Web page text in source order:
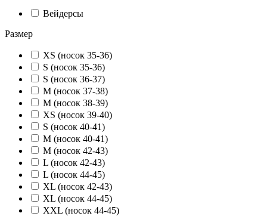
Вейдерсы
Размер
XS (носок 35-36)
S (носок 35-36)
S (носок 36-37)
M (носок 37-38)
M (носок 38-39)
XS (носок 39-40)
S (носок 40-41)
M (носок 40-41)
M (носок 42-43)
L (носок 42-43)
L (носок 44-45)
XL (носок 42-43)
XL (носок 44-45)
XXL (носок 44-45)